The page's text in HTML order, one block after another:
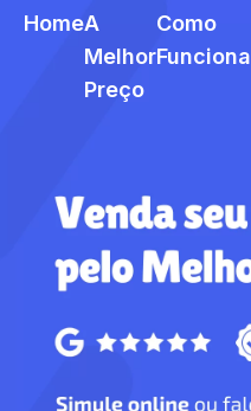
HomeA
Melhor
Preço
Como
Funciona